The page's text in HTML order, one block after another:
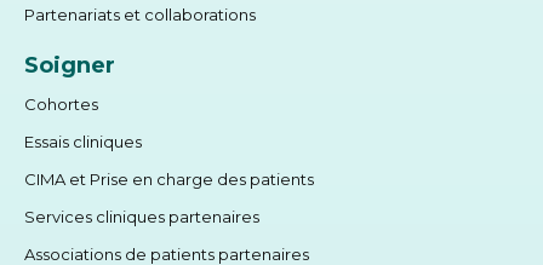
Partenariats et collaborations
Soigner
Cohortes
Essais cliniques
CIMA et Prise en charge des patients
Services cliniques partenaires
Associations de patients partenaires